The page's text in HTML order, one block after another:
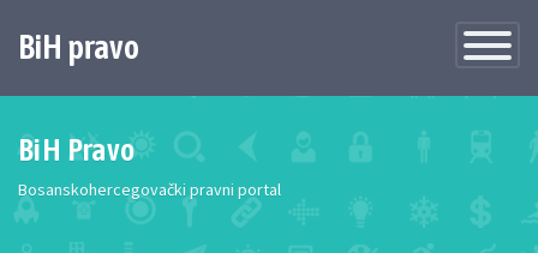
Toggle
BiH pravo
BiH Pravo
Bosanskohercegovački pravni portal